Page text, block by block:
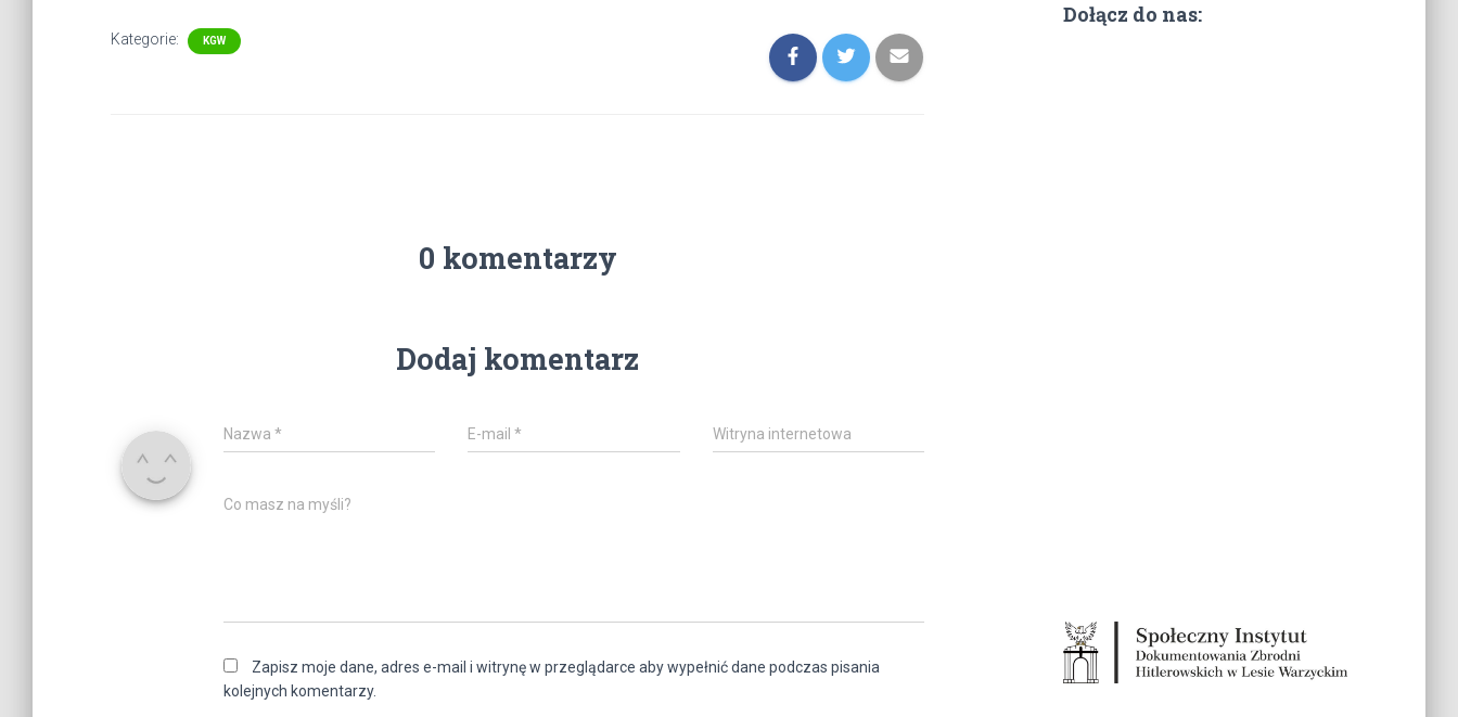
Kategorie: KGW
0 komentarzy
Dodaj komentarz
Nazwa * E-mail* Witryna internetowa
Co masz na myśli?
Zapisz moje dane, adres e-mail i witrynę w przeglądarce aby wypełnić dane podczas pisania
kolejnych komentarzy.
Dołącz do nas: